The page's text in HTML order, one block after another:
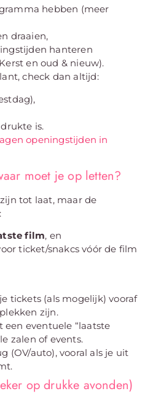
hebben (meer
draaien,
hanteren
en oud & nieuw).
check dan altijd:
is.
openingstijden in
moet je op letten?
tot laat, maar de
film, en
ticket/snakcs vóór de film
tickets (als mogelijk) vooraf
zijn.
eventuele “laatste
zalen of events.
(OV/auto), vooral als je uit
op drukke avonden)